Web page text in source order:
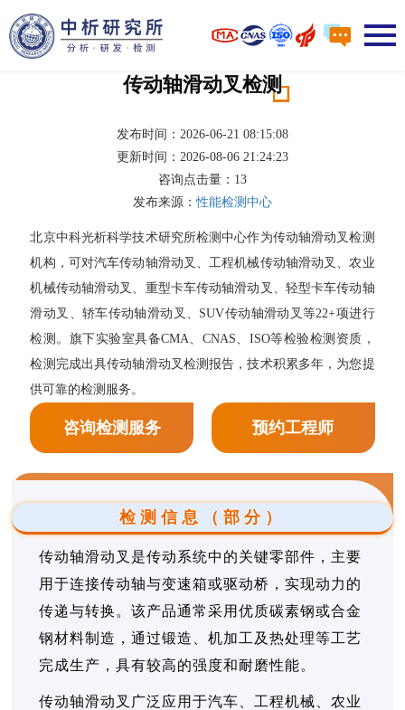
传动轴滑动叉检测
发布时间：2026-06-21 08:15:08
更新时间：2026-08-06 21:24:23
咨询点击量： 13
发布来源：性能检测中心
北京中科光析科学技术研究所检测中心作为传动轴滑动叉检测
机构，可对汽车传动轴滑动叉、工程机械传动轴滑动叉、农业
机械传动轴滑动叉、重型卡车传动轴滑动叉、轻型卡车传动轴
滑动叉、轿车传动轴滑动叉、SUV传动轴滑动叉等22+项进行
检测。旗下实验室具备CMA、CNAS、ISO等检验检测资质，
检测完成出具传动轴滑动叉检测报告，技术积累多年，为您提
供可靠的检测服务。
咨询检测服务 预约工程师
检测信息（部分）
传动轴滑动叉是传动系统中的关键零部件，主要
用于连接传动轴与变速箱或驱动桥，实现动力的
传递与转换。该产品通常采用优质碳素钢或合金
钢材料制造，通过锻造、机加工及热处理等工艺
完成生产，具有较高的强度和耐磨性能。
传动轴滑动叉广泛应用于汽车、工程机械、农业